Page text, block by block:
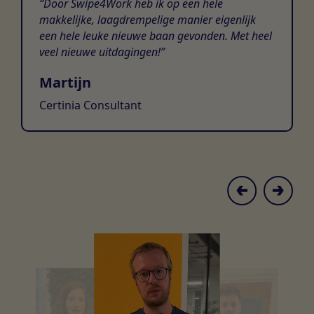
Door Swipe4Work heb ik op een hele
makkelijke, laagdrempelige manier eigenlijk
een hele leuke nieuwe baan gevonden. Met heel
veel nieuwe uitdagingen!
Martijn
Certinia Consultant